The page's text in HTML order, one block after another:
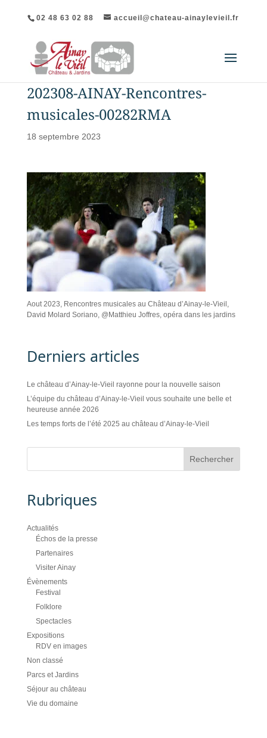
02 48 63 02 88 accueil@chateau-ainaylevieil.fr
202308-AINAY-Rencontres-
musicales-00282RMA
18 septembre 2023
Aout 2023, Rencontres musicales au Château d’Ainay-le-Vieil,
David Molard Soriano, @Matthieu Joffres, opéra dans les jardins
Derniers articles
Le château d’Ainay-le-Vieil rayonne pour la nouvelle saison
L’équipe du château d’Ainay-le-Vieil vous souhaite une belle et
heureuse année 2026
Les temps forts de l’été 2025 au château d’Ainay-le-Vieil
Rubriques
Actualités
Échos de la presse
Partenaires
Visiter Ainay
Évènements
Festival
Folklore
Spectacles
Expositions
RDV en images
Non classé
Parcs et Jardins
Séjour au château
Vie du domaine